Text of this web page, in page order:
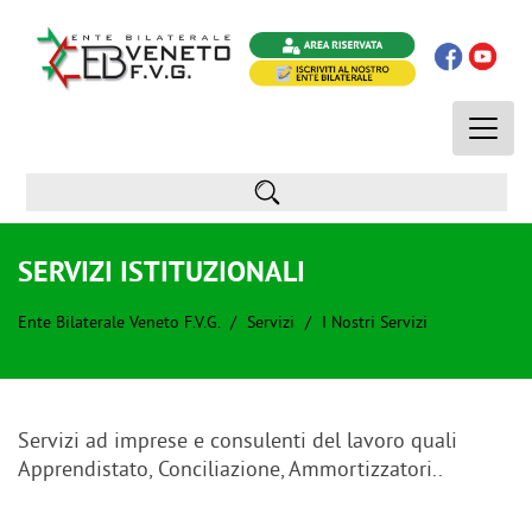
Toggle
SERVIZI ISTITUZIONALI
Ente Bilaterale Veneto F.V.G. Servizi I Nostri Servizi
Servizi ad imprese e consulenti del lavoro quali
Apprendistato, Conciliazione, Ammortizzatori..